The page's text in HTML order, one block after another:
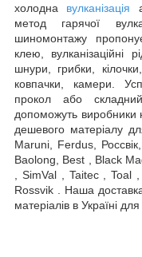
холодна вулканізація
метод гарячої
шиномонтажу
клею, вулканізаційні
шнури, грибки,
ковпачки, камери.
прокол або
допоможуть виробники
дешевого матеріалу
Maruni, Ferdus,
Baolong, Best , Black
, SimVal , Taitec ,
Rossvik . Наша
матеріалів в Україні